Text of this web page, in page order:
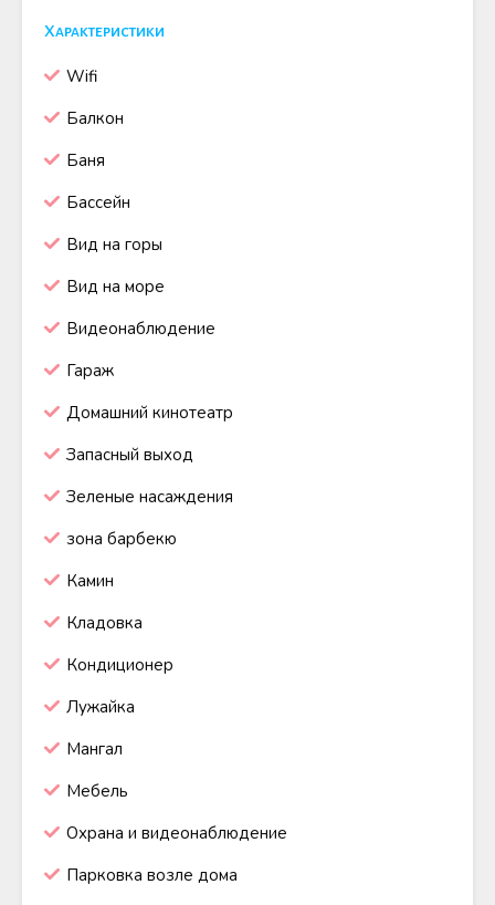
Характеристики
Wifi
Балкон
Баня
Бассейн
Вид на горы
Вид на море
Видеонаблюдение
Гараж
Домашний кинотеатр
Запасный выход
Зеленые насаждения
зона барбекю
Камин
Кладовка
Кондиционер
Лужайка
Мангал
Мебель
Охрана и видеонаблюдение
Парковка возле дома